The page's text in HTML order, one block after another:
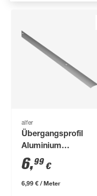
alfer
Übergangsprofil
Aluminium
titanfarben 1000 x 20
mm
6,99 €
6,99 € / Meter